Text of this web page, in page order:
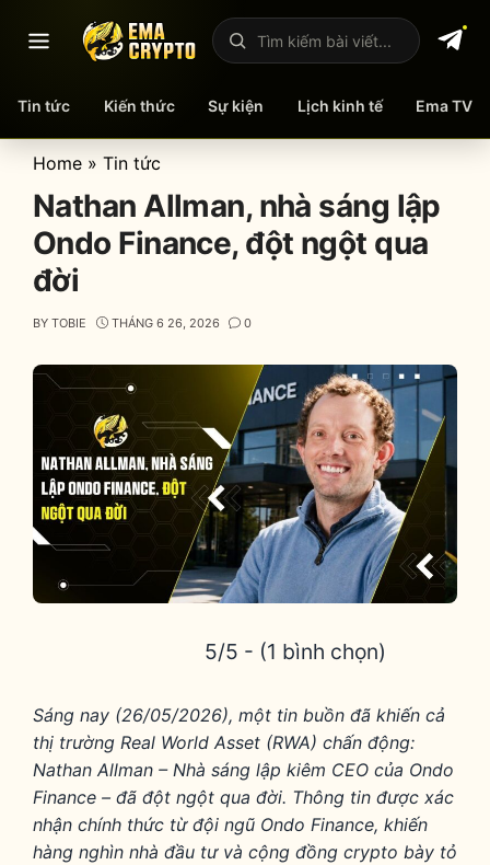
Mở menu
Tìm kiếm bài viết
Tin tức Kiến thức Sự kiện Lịch kinh tế Ema TV
Skip
content
Home » Tin tức
Nathan Allman, nhà sáng lập
Ondo Finance, đột ngột qua
đời
BY TOBIE THÁNG 6 26, 2026 0
5/5 - (1 bình chọn)
Sáng nay (26/05/2026), một tin buồn đã khiến cả
thị trường Real World Asset (RWA) chấn động:
Nathan Allman – Nhà sáng lập kiêm CEO của Ondo
Finance – đã đột ngột qua đời. Thông tin được xác
nhận chính thức từ đội ngũ Ondo Finance, khiến
hàng nghìn nhà đầu tư và cộng đồng crypto bày tỏ